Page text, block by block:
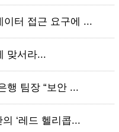
이터 접근 요구에 ...
맞서라...
행 팀장 “보안 ...
‘레드 헬리콥...